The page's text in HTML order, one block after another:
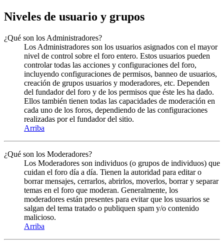
Niveles de usuario y grupos
¿Qué son los Administradores?
Los Administradores son los usuarios asignados con el mayor
nivel de control sobre el foro entero. Estos usuarios pueden
controlar todas las acciones y configuraciones del foro,
incluyendo configuraciones de permisos, banneo de usuarios,
creación de grupos usuarios y moderadores, etc. Dependen
del fundador del foro y de los permisos que éste les ha dado.
Ellos también tienen todas las capacidades de moderación en
cada uno de los foros, dependiendo de las configuraciones
realizadas por el fundador del sitio.
Arriba
¿Qué son los Moderadores?
Los Moderadores son individuos (o grupos de individuos) que
cuidan el foro día a día. Tienen la autoridad para editar o
borrar mensajes, cerrarlos, abrirlos, moverlos, borrar y separar
temas en el foro que moderan. Generalmente, los
moderadores están presentes para evitar que los usuarios se
salgan del tema tratado o publiquen spam y/o contenido
malicioso.
Arriba